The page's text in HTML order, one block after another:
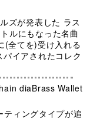
ズが発表した ラス
ルにもなった名曲
(全てを)受け入れる
イアされたコレク
diaBrass Wallet
ィングタイプが追